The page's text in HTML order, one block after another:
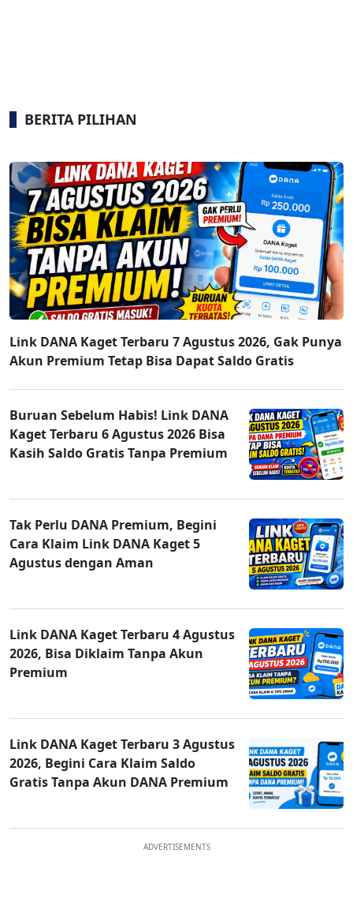
BERITA PILIHAN
Link DANA Kaget Terbaru 7 Agustus 2026, Gak Punya
Akun Premium Tetap Bisa Dapat Saldo Gratis
Buruan Sebelum Habis! Link DANA
Kaget Terbaru 6 Agustus 2026 Bisa
Kasih Saldo Gratis Tanpa Premium
Tak Perlu DANA Premium, Begini
Cara Klaim Link DANA Kaget 5
Agustus dengan Aman
Link DANA Kaget Terbaru 4 Agustus
2026, Bisa Diklaim Tanpa Akun
Premium
Link DANA Kaget Terbaru 3 Agustus
2026, Begini Cara Klaim Saldo
Gratis Tanpa Akun DANA Premium
ADVERTISEMENTS